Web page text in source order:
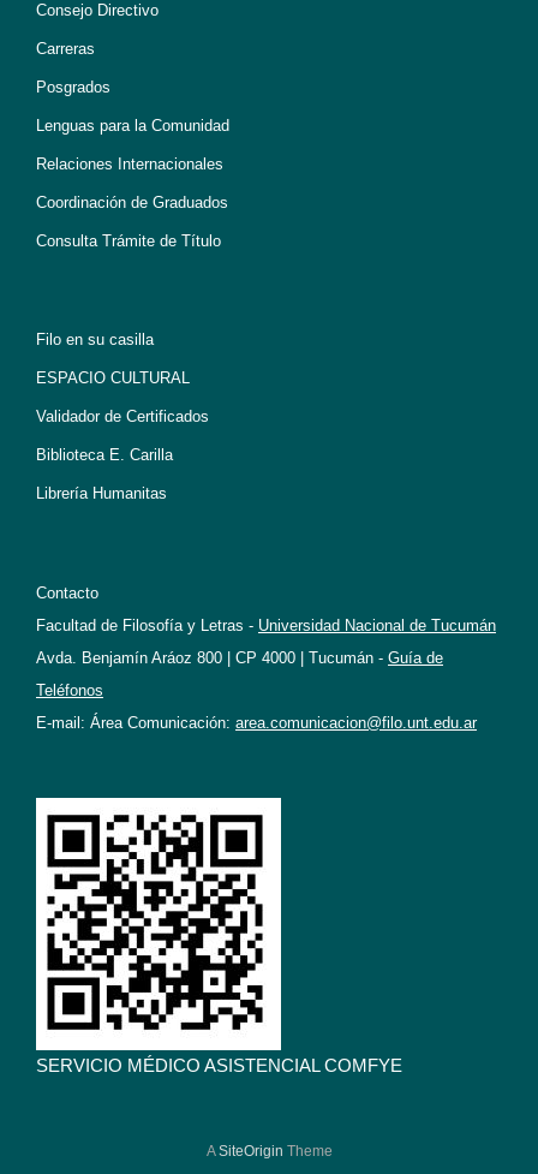
Consejo Directivo
Carreras
Posgrados
Lenguas para la Comunidad
Relaciones Internacionales
Coordinación de Graduados
Consulta Trámite de Título
Filo en su casilla
ESPACIO CULTURAL
Validador de Certificados
Biblioteca E. Carilla
Librería Humanitas
Contacto
Facultad de Filosofía y Letras - Universidad Nacional de Tucumán
Avda. Benjamín Aráoz 800 | CP 4000 | Tucumán - Guía de
Teléfonos
E-mail: Área Comunicación: area.comunicacion@filo.unt.edu.ar
SERVICIO MÉDICO ASISTENCIAL COMFYE
ASiteOrigin Theme